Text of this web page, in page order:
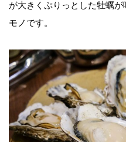
が大きくぷりっとした牡蠣
モノです。